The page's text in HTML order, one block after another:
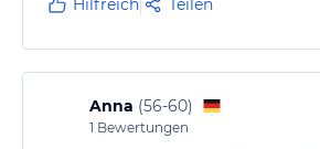
Hilfreich Teilen
Anna (56-60)
1 Bewertungen